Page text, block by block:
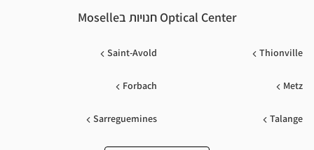
Optical Center חנויות בMoselle
Thionville
Saint-Avold
Metz
Forbach
Talange
Sarreguemines